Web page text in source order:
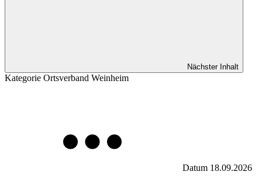
Nächster Inhalt
Kategorie Ortsverband Weinheim
Datum 18.09.2026